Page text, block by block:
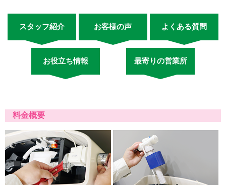
スタッフ紹介 お客様の声 よくある質問
お役立ち情報 最寄りの営業所
料金概要